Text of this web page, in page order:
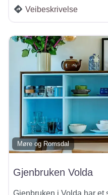
Veibeskrivelse
Møre og Romsdal
Gjenbruken Volda
Gjenbruken i Volda har et